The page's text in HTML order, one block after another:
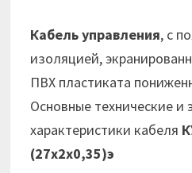
Кабель управления, с
изоляцией,
ПВХ пластиката
Основные технические и
характеристики кабеля
(27х2х0,35)э